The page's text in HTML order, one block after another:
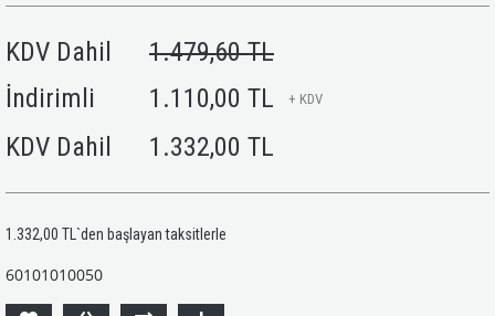
KDV Dahil
1.479,60 TL
İndirimli
1.110,00 TL + KDV
KDV Dahil 1.332,00 TL
1.332,00 TL `den başlayan taksitlerle
60101010050